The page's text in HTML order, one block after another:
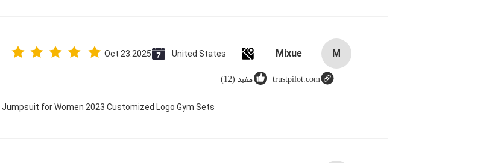
M
Mixue
United States
Oct 23.2025
trustpilot.com مفید (12)
for Women 2023 Customized Logo Gym Sets